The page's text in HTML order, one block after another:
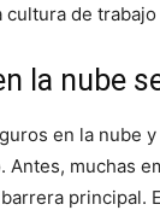
de
la nube
en la nube
muchas
principal.